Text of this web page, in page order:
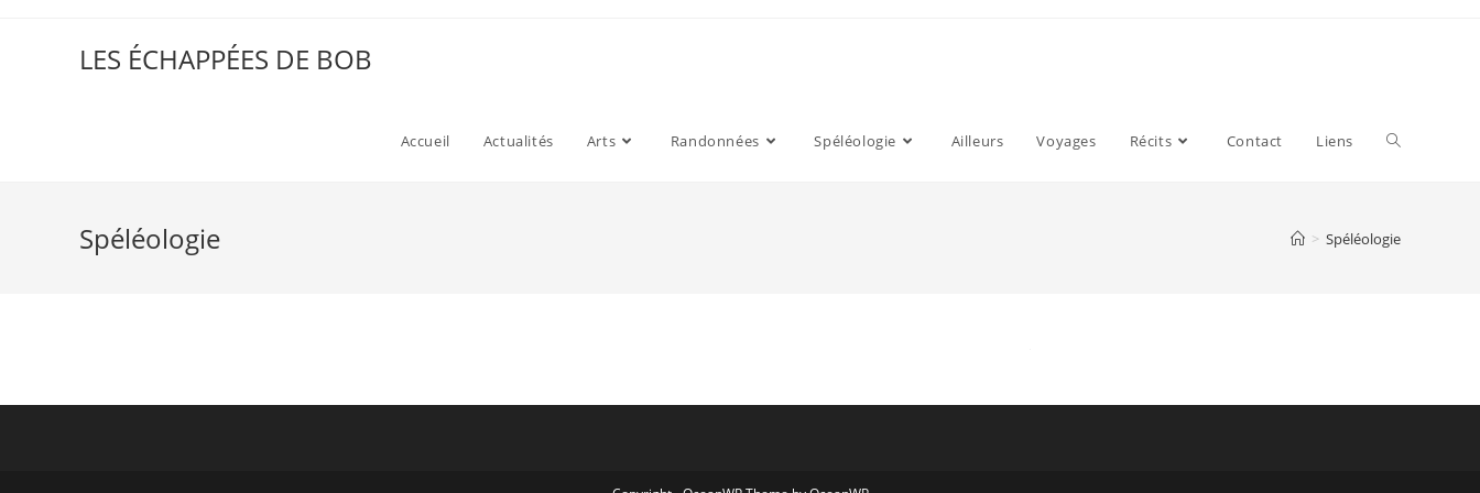
LES ÉCHAPPÉES DE BOB
Accueil Actualités Arts Randonnées Spéléologie Ailleurs Voyages Récits Contact Liens
Spéléologie > Spéléologie